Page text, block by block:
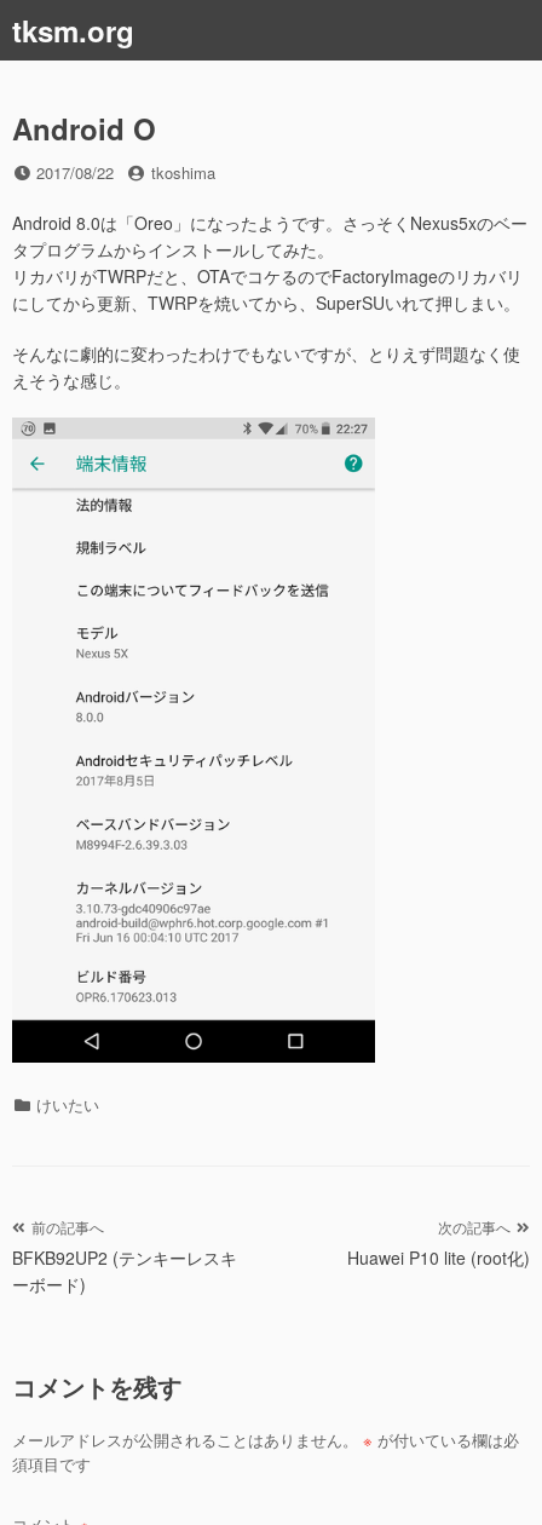
ン
テ
へ
ス
ッ
プ
tksm.org
Android O
投
日
2017/08/22
投
者
tkoshima
Android 8.0は「Oreo」になったようです。さっそくNexus5xのベー
タプログラムからインストールしてみた。
リカバリがTWRPだと、OTAでコケるのでFactoryImageのリカバリ
にしてから更新、TWRPを焼いてから、SuperSUいれて押しまい。
そんなに劇的に変わったわけでもないですが、とりえず問題なく使
えそうな感じ。
カ けいたい
投
稿
ナ
ー
シ
ョ
前の記事へ
BFKB92UP2 (テンキーレスキ
ーボード)
次の記事へ
Huawei P10 lite (root化)
コメントを残す
メールアドレスが公開されることはありません。 ※ が付いている欄は必
須項目です